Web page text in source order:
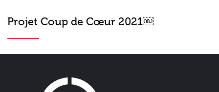
Projet Coup de Cœur 2021￼